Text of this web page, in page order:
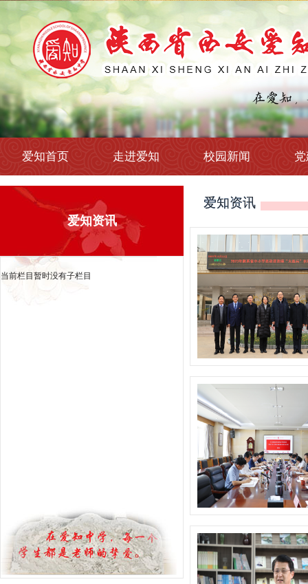
爱知首页 走进爱知 校园新闻
爱知资讯
当前栏目暂时没有子栏目
爱知资讯